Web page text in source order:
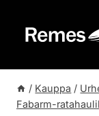
sisältöön
/ Kauppa /
Fabarm-